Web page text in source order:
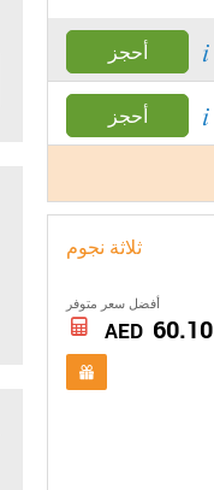
أحجز
أحجز
ثلاثة نجوم
أفضل سعر متوفر
60.10